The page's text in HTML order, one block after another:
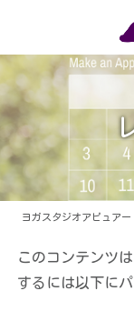
ヨガスタジオアピュア
このコンテンツ
するには以下に